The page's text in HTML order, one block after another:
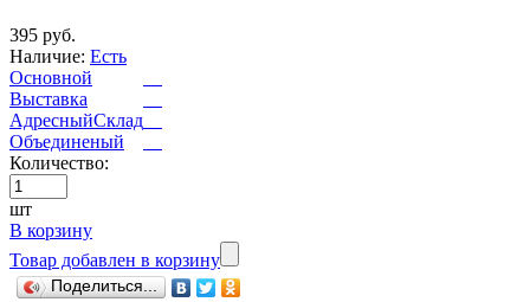
395 руб.
Наличие: Есть
Основной
Выставка
АдресныйСклад
Объединеный
Количество:
шт
В корзину
Товар добавлен в корзину
Поделиться...